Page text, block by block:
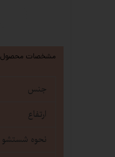
مشخصات محصول
جنس
ارتفاع
نحوه شستشو